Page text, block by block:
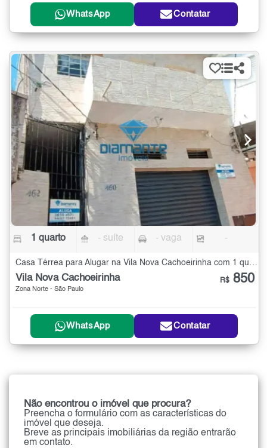
WhatsApp Contatar
1 quarto - suíte - vaga -
Vila Nova Cachoeirinha
Zona Norte - São Paulo
R$ 850
WhatsApp Contatar
Não encontrou o imóvel que procura?
Preencha o formulário com as características do
imóvel que deseja.
Breve as principais imobiliárias da região entrarão
em contato.